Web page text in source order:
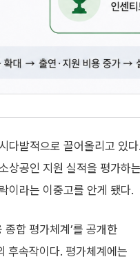
다발적으로 끌어올리고 있
공인 지원 실적을 평가하
이라는 이중고를 안게 됐다.
합 평가체계’를 공개한
후속작이다. 평가체계에는